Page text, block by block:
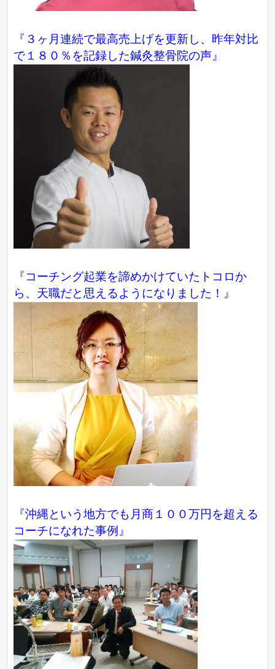
『３ヶ月連続で最高売上げを更新し、昨年対比
で１８０％を記録した鍼灸整骨院の声』
『コーチング起業を諦めかけていたトコロか
ら、天職だと思えるようになりました！』
『沖縄という地方でも月商１００万円を超える
コーチになれた事例』